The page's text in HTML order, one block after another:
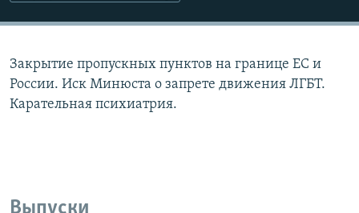
Закрытие пропускных пунктов на границе ЕС и
России. Иск Минюста о запрете движения ЛГБТ.
Карательная психиатрия.